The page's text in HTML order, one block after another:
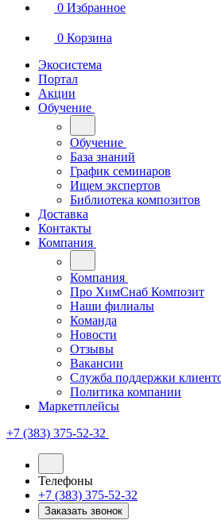
0 Избранное
0 Корзина
Экосистема
Портал
Акции
Обучение
Обучение
База знаний
График семинаров
Ищем экспертов
Библиотека композитов
Доставка
Контакты
Компания
Компания
Про ХимСнаб Композит
Наши филиалы
Команда
Новости
Отзывы
Вакансии
Служба поддержки
Политика компании
Маркетплейсы
+7 (383) 375-52-32
Телефоны
+7 (383) 375-52-32
Заказать звонок